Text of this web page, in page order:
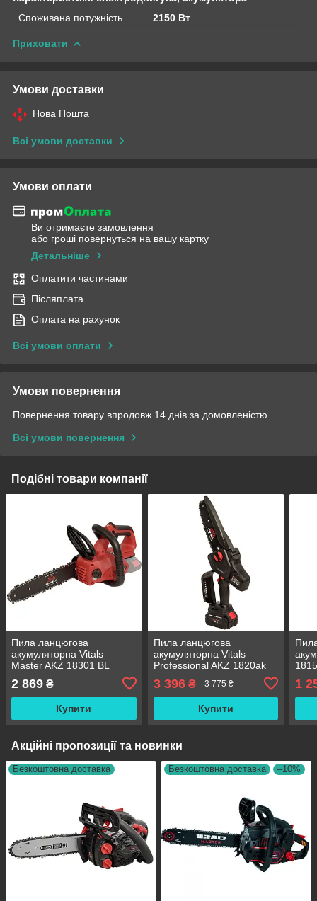
Споживана потужність
2150 Вт
Приховати
Умови доставки
Нова Пошта
Всі умови доставки
Умови оплати
Ви отримаєте замовлення
або гроші повернуться на вашу картку
Детальніше
Оплатити частинами
Післяплата
Оплата на рахунок
Всі умови оплати
Умови повернення
Повернення товару впродовж 14 днів за домовленістю
Всі умови повернення
Подібні товари компанії
Пила ланцюгова
акумуляторна Vitals
Master AKZ 18301 BL
2 869 ₴
Купити
Пила ланцюгова
акумуляторна Vitals
Professional AKZ 1820ak
3 396₴ 3 775 ₴
Купити
1
Акційні пропозиції та новинки
Безкоштовна доставка Безкоштовна доставка –10%